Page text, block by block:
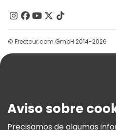
Contacte-Nos
Grupos
Ajuda
Termos E Informações Legais
Política De Cookies
© Freetour.com GmbH 2014-2026
Aviso sobre
Precisamos de algumas